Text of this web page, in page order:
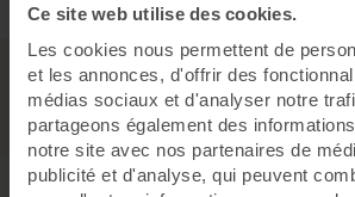
Ce site web utilise des cookies.
Les cookies nous permettent de
et les annonces, d'offrir des
médias sociaux et d'analyser notre
partageons également des
notre site avec nos partenaires de
publicité et d'analyse, qui peuvent